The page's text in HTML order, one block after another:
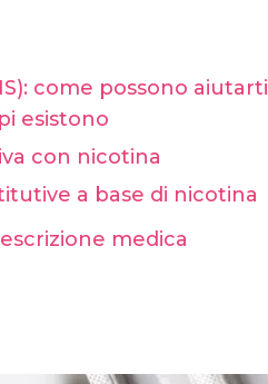
come possono aiutarti
esistono
con nicotina
a base di nicotina
medica